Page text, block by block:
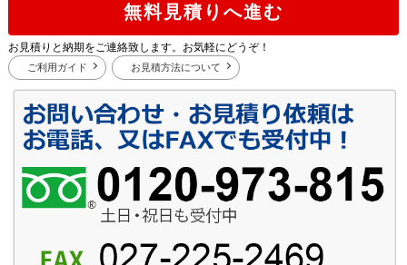
無料見積りへ進む
お見積りと納期をご連絡致します。お気軽にどうぞ！
ご利用ガイド お見積方法について